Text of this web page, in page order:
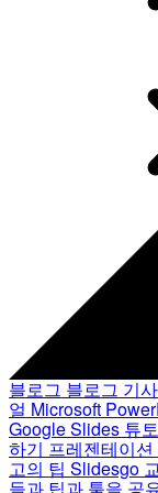
블로그 블로그 기
얼 Microsoft
Google Slides 튜
하기 프레젠테이션
고의 팁 Slidesgo